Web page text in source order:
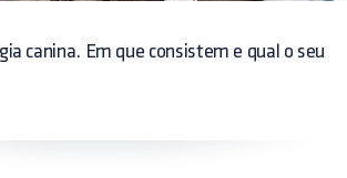
canina. Em que consistem e qual o seu